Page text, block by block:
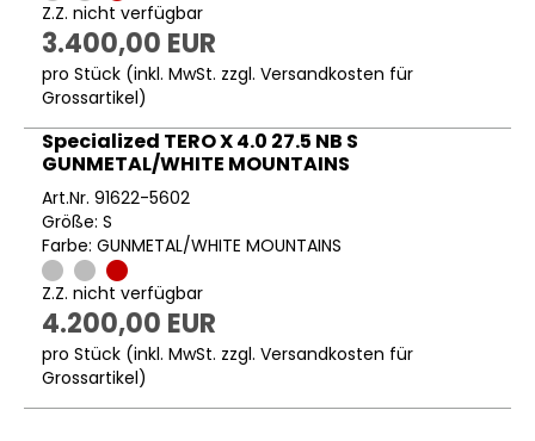
Z.Z. nicht verfügbar
3.400,00 EUR
pro Stück (inkl. MwSt. zzgl. Versandkosten für
Grossartikel)
Specialized TERO X 4.0 27.5 NB S
GUNMETAL/WHITE MOUNTAINS
Art.Nr. 91622-5602
Größe: S
Farbe: GUNMETAL/WHITE MOUNTAINS
Z.Z. nicht verfügbar
4.200,00 EUR
pro Stück (inkl. MwSt. zzgl. Versandkosten für
Grossartikel)